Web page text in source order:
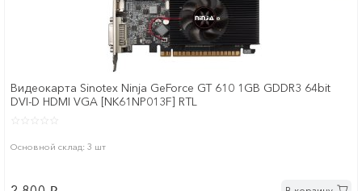
Видеокарта Sinotex Ninja GeForce GT 610 1GB GDDR3 64bit
DVI-D HDMI VGA [NK61NP013F] RTL
Основной склад: 3 шт